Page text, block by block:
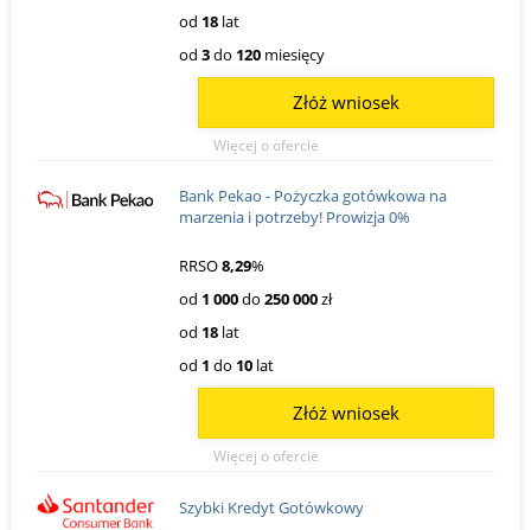
od 18 lat
od 3do 120 miesięcy
Więcej o ofercie
Złóż wniosek
Bank Pekao - Pożyczka gotówkowa na
marzenia i potrzeby! Prowizja 0%
RRSO8,29%
od 1 000do 250 000zł
od 18 lat
od 1 do 10 lat
Więcej o ofercie
Złóż wniosek
Szybki Kredyt Gotówkowy